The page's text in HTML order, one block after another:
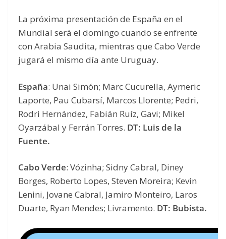
La próxima presentación de España en el
Mundial será el domingo cuando se enfrente
con Arabia Saudita, mientras que Cabo Verde
jugará el mismo día ante Uruguay.
España: Unai Simón; Marc Cucurella, Aymeric
Laporte, Pau Cubarsí, Marcos Llorente; Pedri,
Rodri Hernández, Fabián Ruíz, Gavi; Mikel
Oyarzábal y Ferrán Torres. DT: Luis de la
Fuente.
Cabo Verde: Vózinha; Sidny Cabral, Diney
Borges, Roberto Lopes, Steven Moreira; Kevin
Lenini, Jovane Cabral, Jamiro Monteiro, Laros
Duarte, Ryan Mendes; Livramento. DT: Bubista.